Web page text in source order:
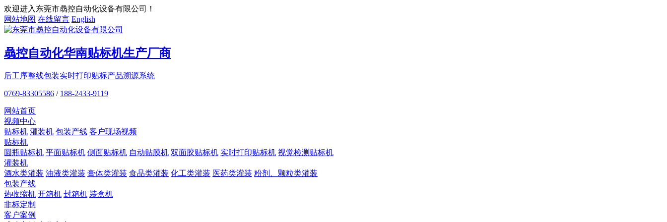
欢迎进入东莞市骉控自动化设备有限公司！
网站地图 在线留言 English
骉控自动化华南贴标机生产厂商
后工序整线包装实时打印贴标产品溯源系统
0769-83305586 / 188-2433-9119
网站首页
视频中心
贴标机 灌装机 包装产线 客户现场视频
贴标机
圆瓶贴标机 平面贴标机 侧面贴标机 自动贴膜机 双面胶贴标机 实时打印贴标机 视觉检测贴标机
灌装机
酒水类灌装 油液类灌装 膏体类灌装 食品类灌装 化工类灌装 医药类灌装 粉剂、颗粒类灌装
包装产线
热收缩机 开箱机 封箱机 装盒机
非标定制
客户案例